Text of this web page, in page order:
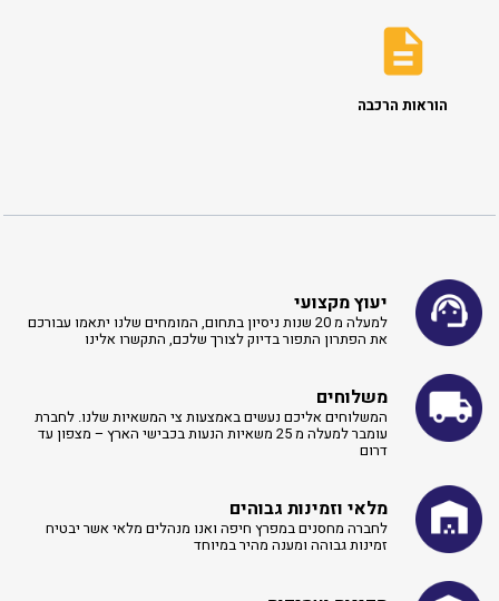
הוראות הרכבה
יעוץ מקצועי
למעלה מ 20 שנות ניסיון בתחום, המומחים שלנו יתאמו עבורכם
את הפתרון התפור בדיוק לצורך שלכם, התקשרו אלינו ​
משלוחים
המשלוחים אליכם נעשים באמצעות צי המשאיות שלנו. לחברת
עומבר למעלה מ 25 משאיות הנעות בכבישי הארץ – מצפון עד
דרום
מלאי וזמינות גבוהים
לחברה מחסנים במפרץ חיפה ואנו מנהלים מלאי אשר יבטיח
זמינות גבוהה ומענה מהיר במיוחד